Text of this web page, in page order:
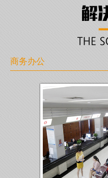
商务办公